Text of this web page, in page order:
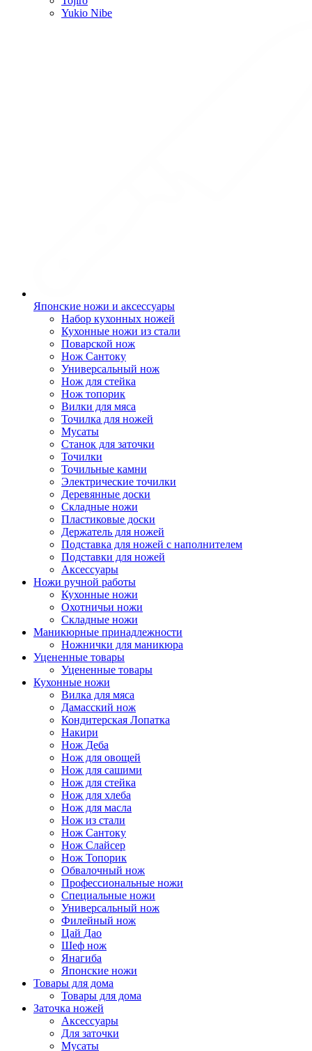
Yukio Nibe
Японские ножи и аксессуары
Набор кухонных ножей
Кухонные ножи из стали
Поварской нож
Нож Сантоку
Универсальный нож
Нож для стейка
Нож топорик
Вилки для мяса
Точилка для ножей
Мусаты
Станок для заточки
Точилки
Точильные камни
Электрические точилки
Деревянные доски
Складные ножи
Пластиковые доски
Держатель для ножей
Подставка для ножей с наполнителем
Подставки для ножей
Аксессуары
Ножи ручной работы
Кухонные ножи
Охотничьи ножи
Складные ножи
Маникюрные принадлежности
Ножнички для маникюра
Уцененные товары
Уцененные товары
Кухонные ножи
Вилка для мяса
Дамасский нож
Кондитерская Лопатка
Накири
Нож Деба
Нож для овощей
Нож для сашими
Нож для стейка
Нож для хлеба
Нож для масла
Нож из стали
Нож Сантоку
Нож Слайсер
Нож Топорик
Обвалочный нож
Профессиональные ножи
Специальные ножи
Универсальный нож
Филейный нож
Цай Дао
Шеф нож
Янагиба
Японские ножи
Товары для дома
Товары для дома
Заточка ножей
Аксессуары
Для заточки
Мусаты